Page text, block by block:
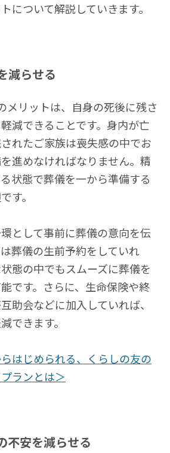
について解説していきます。
減らせる
メリットは、自身の死後に残さ
減できることです。身内が亡
れたご家族は喪失感の中でお
進めなければなりません。精
状態で葬儀を一から準備する
す。
として事前に葬儀の意向を伝
葬儀の生前予約をしていれ
態の中でもスムーズに葬儀を
です。さらに、生命保険や終
助会などに加入していれば、
できます。
はじめられる、くらしの友の
ランとは＞
不安を減らせる